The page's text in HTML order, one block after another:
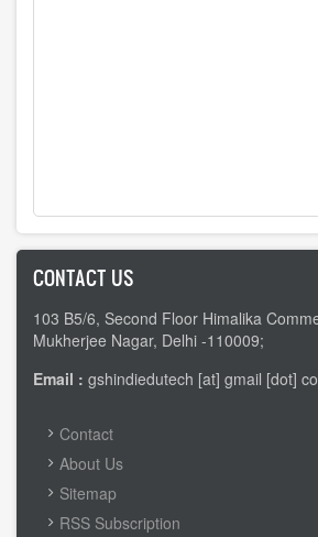
CONTACT US
103 B5/6, Second Floor Himalika
Mukherjee Nagar, Delhi -110009;
Email : gshindiedutech [at] gmail [dot]
FOOTER
MENU
Contact
About Us
Sitemap
RSS Subscription